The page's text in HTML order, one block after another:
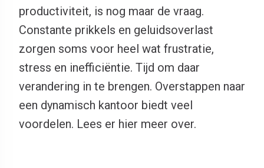
productiviteit, is nog maar de vraag.
Constante prikkels en geluidsoverlast
zorgen soms voor heel wat frustratie,
stress en inefficiëntie. Tijd om daar
verandering in te brengen. Overstappen naar
een dynamisch kantoor biedt veel
voordelen. Lees er hier meer over.